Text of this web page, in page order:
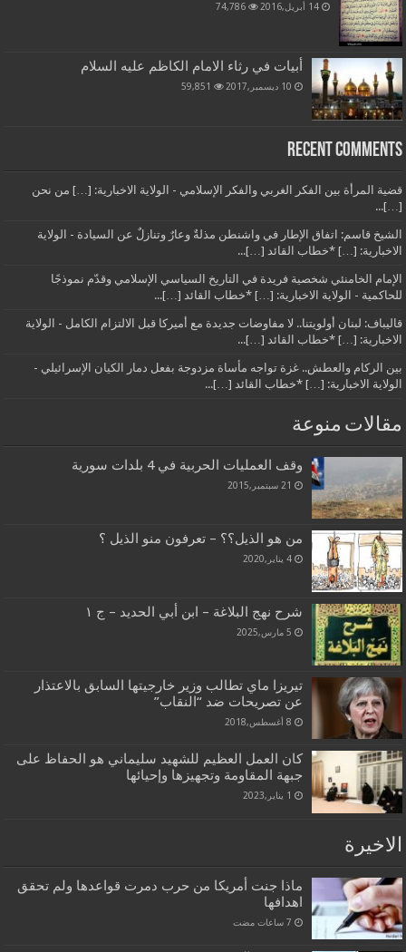
14 أبريل,2016 74,786
أبيات في رثاء الامام الكاظم عليه السلام
10 ديسمبر,2017 59,851
Recent Comments
قضية المرأة بين الفكر الغربي والفكر الإسلامي - الولاية الاخبارية: […] من نحن
[…]...
الشيخ قاسم: اتفاق الإطار في واشنطن مذلةٌ وعارٌ وتنازلٌ عن السيادة - الولاية
الاخبارية: […] *خطاب القائد […]...
الإمام الخامنئي شخصية فريدة في التاريخ السياسي الإسلامي وقدّم نموذجًا
للحاكمية - الولاية الاخبارية: […] *خطاب القائد […]...
قاليباف: لبنان أولويتنا.. لا مفاوضات جديدة مع أميركا قبل الالتزام الكامل - الولاية
الاخبارية: […] *خطاب القائد […]...
بين الركام والعطش.. غزة تواجه مأساة مزدوجة بفعل دمار الكيان الإسرائيلي -
الولاية الاخبارية: […] *خطاب القائد […]...
مقالات منوعة
وقف العمليات الحربية في 4 بلدات سورية
21 سبتمبر,2015
من هو الذيل؟؟ – تعرفون منو الذيل ؟
4 يناير,2020
شرح نهج البلاغة – ابن أبي الحديد – ج ١
5 مارس,2025
تيريزا ماي تطالب وزير خارجيتها السابق بالاعتذار
عن تصريحات ضد “النقاب”
8 أغسطس,2018
كان العمل العظيم للشهيد سليماني هو الحفاظ على
جبهة المقاومة وتجهيزها وإحيائها
1 يناير,2023
الاخيرة
ماذا جنت أمريكا من حرب دمرت قواعدها ولم تحقق
اهدافها